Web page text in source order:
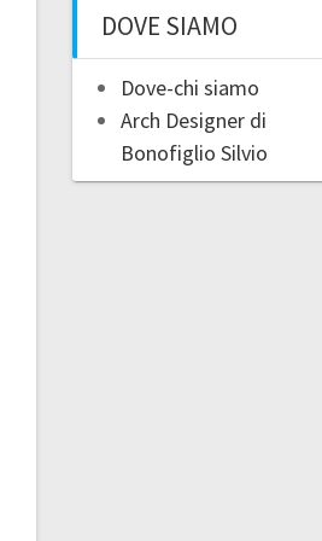
DOVE SIAMO
Dove-chi siamo
Arch Designer di
Bonofiglio Silvio